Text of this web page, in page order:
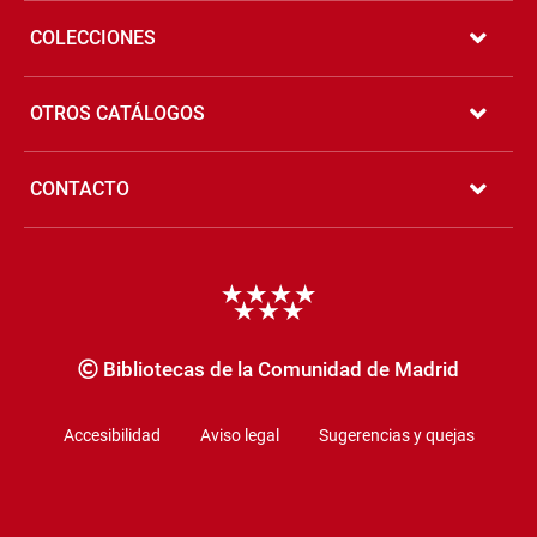
COLECCIONES
OTROS CATÁLOGOS
CONTACTO
Bibliotecas de la Comunidad de Madrid
Accesibilidad Aviso legal Sugerencias y quejas